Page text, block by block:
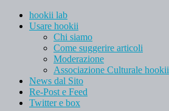
hookii lab
Usare hookii
Chi siamo
Come suggerire articoli
Moderazione
Associazione Culturale hookii
News dal Sito
Re-Post e Feed
Twitter e box